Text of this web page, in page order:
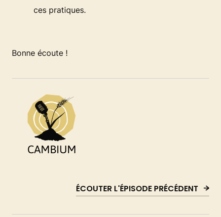
ces pratiques.
Bonne écoute !
ÉCOUTER L'ÉPISODE PRÉCÉDENT